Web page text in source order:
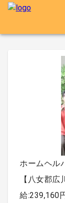
ホームヘル
【八女郡
給:239,160